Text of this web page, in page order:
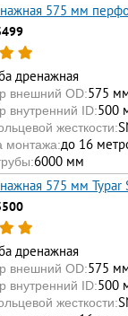
575 мм
дренажная
внешний OD:575
внутренний ID:500
жесткости:
монтажа:до 16
6000 мм
575 мм Typar
дренажная
внешний OD:575
внутренний ID:500
жесткости: